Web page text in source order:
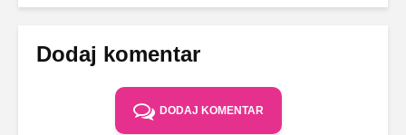
Dodaj komentar
DODAJ KOMENTAR